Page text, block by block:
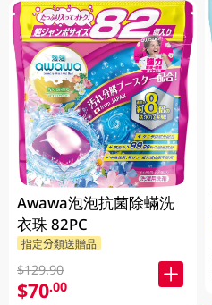
Awawa泡泡抗菌除蟎洗
衣珠 82PC
指定分類送贈品
$129.90
$70.00